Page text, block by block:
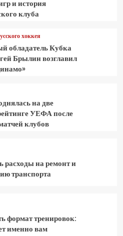
и история
клуба
хоккея
обладатель Кубка
Брылин возглавил
на две
УЕФА после
клубов
расходы на ремонт и
транспорта
формат тренировок:
именно вам